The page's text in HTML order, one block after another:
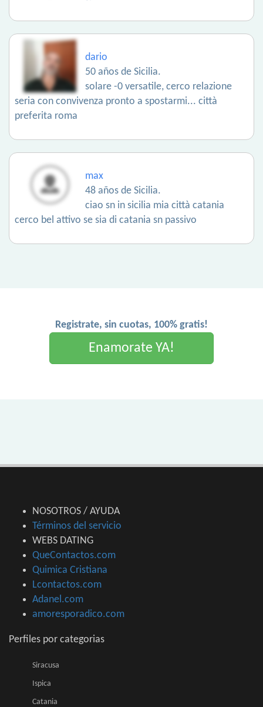
dario
50 años de Sicilia.
solare -0 versatile, cerco relazione
seria con convivenza pronto a spostarmi... città
preferita roma
max
48 años de Sicilia.
ciao sn in sicilia mia città catania
cerco bel attivo se sia di catania sn passivo
Registrate, sin cuotas, 100% gratis!
Enamorate YA!
NOSOTROS / AYUDA
Términos del servicio
WEBS DATING
QueContactos.com
Quimica Cristiana
Lcontactos.com
Adanel.com
amoresporadico.com
Perfiles por categorias
Siracusa
Ispica
Catania